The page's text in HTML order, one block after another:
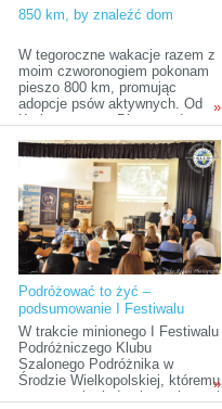
850 km, by znaleźć dom
W tegoroczne wakacje razem z
moim czworonogiem pokonam
pieszo 800 km, promując
adopcje psów aktywnych. Od
Karkonoszy po Bieszczady
będę prezentować ludziom dwa
bardzo aktywne psy, które od
wielu lat nie potrafią znaleźć
domu. Pokaże również, że
wakacje można spędzać ze
swoim czworonogiem w fajny
dla obu stron sposób.
»
Podróżować to żyć –
podsumowanie I Festiwalu
Podróżniczego Klubu
Szalonego Podróżnika
W trakcie minionego I Festiwalu
Podróżniczego Klubu
Szalonego Podróżnika w
Środzie Wielkopolskiej, któremu
patronował między innymi portal
»